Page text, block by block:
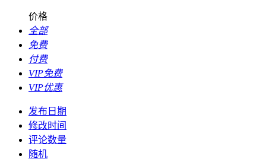
价格
全部
免费
付费
VIP免费
VIP优惠
发布日期
修改时间
评论数量
随机